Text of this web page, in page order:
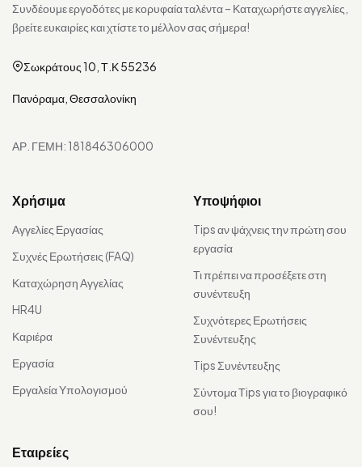
Συνδέουμε εργοδότες με κορυφαία ταλέντα – Καταχωρήστε αγγελίες,
βρείτε ευκαιρίες και χτίστε το μέλλον σας σήμερα!
Σωκράτους 10, Τ.Κ 55236
Πανόραμα, Θεσσαλονίκη
ΑΡ. ΓΕΜΗ: 181846306000
Χρήσιμα
Αγγελίες Εργασίας
Συχνές Ερωτήσεις (FAQ)
Καταχώρηση Αγγελίας
HR4U
Καριέρα
Εργασία
Εργαλεία Υπολογισμού
Υποψήφιοι
Tips αν ψάχνεις την πρώτη σου
εργασία
Τι πρέπει να προσέξετε στη
συνέντευξη
Συχνότερες Ερωτήσεις
Συνέντευξης
Tips Συνέντευξης
Σύντομα Τips για το βιογραφικό
σου!
Εταιρείες